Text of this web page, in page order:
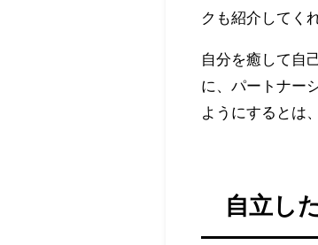
クも紹介してく
自分を癒して自
に、パートナー
ようにするとは
自立し